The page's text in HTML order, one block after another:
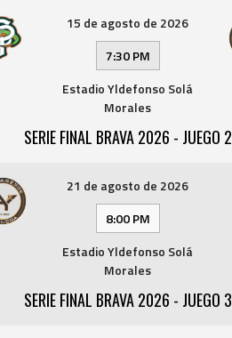
15 de agosto de 2026
7:30 PM
Estadio Yldefonso Solá
Morales
SERIE FINAL BRAVA 2026 - JUEGO 2
21 de agosto de 2026
8:00 PM
Estadio Yldefonso Solá
Morales
SERIE FINAL BRAVA 2026 - JUEGO 3